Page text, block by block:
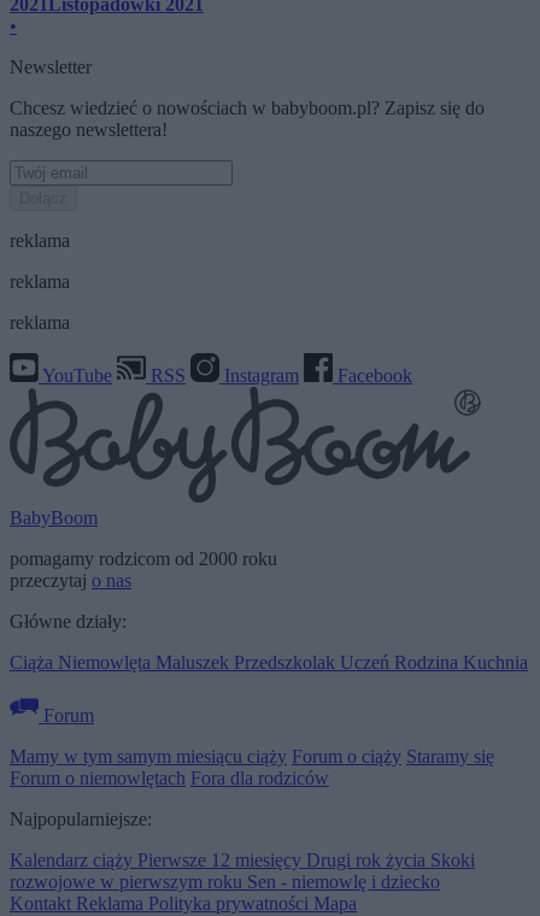
2021Listopadówki 2021
•
Newsletter
Chcesz wiedzieć o nowościach w babyboom.pl? Zapisz się do
naszego newslettera!
reklama
reklama
reklama
YouTube RSS Instagram Facebook
BabyBoom
pomagamy rodzicom od 2000 roku
przeczytaj o nas
Główne działy:
Ciąża Niemowlęta Maluszek Przedszkolak Uczeń Rodzina Kuchnia
Forum
Mamy w tym samym miesiącu ciąży Forum o ciąży Staramy się
Forum o niemowlętach Fora dla rodziców
Najpopularniejsze:
Kalendarz ciąży Pierwsze 12 miesięcy Drugi rok życia Skoki
rozwojowe w pierwszym roku Sen - niemowlę i dziecko
Kontakt Reklama Polityka prywatności Mapa